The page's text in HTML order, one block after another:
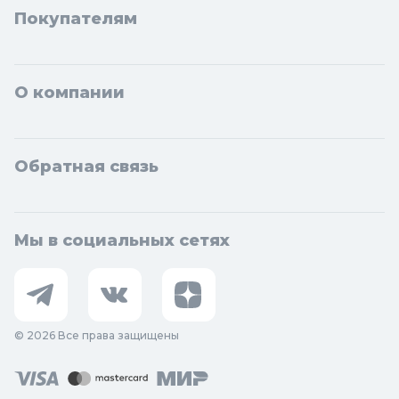
Покупателям
О компании
Обратная связь
Мы в социальных сетях
© 2026 Все права защищены